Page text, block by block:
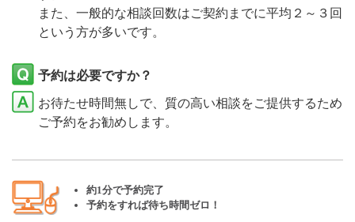
また、一般的な相談回数はご契約までに平均２～３回
という方が多いです。
予約は必要ですか？
お待たせ時間無しで、質の高い相談をご提供するため
ご予約をお勧めします。
約1分で予約完了
予約をすれば待ち時間ゼロ！